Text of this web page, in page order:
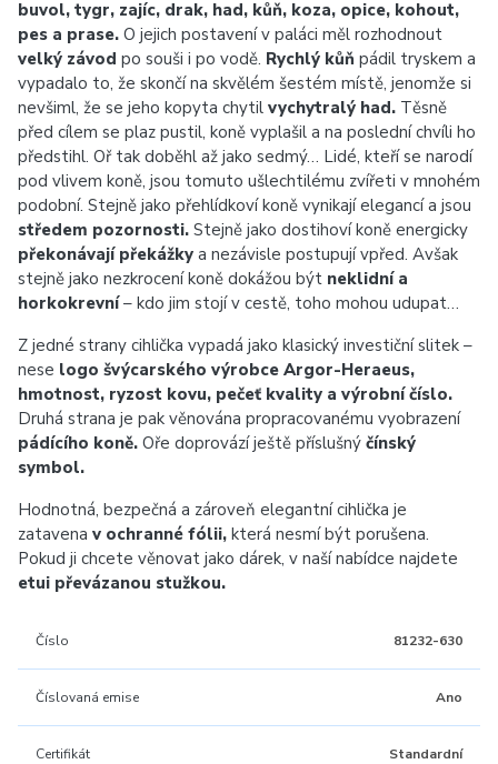
buvol, tygr, zajíc, drak, had, kůň, koza, opice, kohout,
pes a prase. O jejich postavení v paláci měl rozhodnout
velký závod po souši i po vodě. Rychlý kůň pádil tryskem a
vypadalo to, že skončí na skvělém šestém místě, jenomže si
nevšiml, že se jeho kopyta chytil vychytralý had. Těsně
před cílem se plaz pustil, koně vyplašil a na poslední chvíli ho
předstihl. Oř tak doběhl až jako sedmý… Lidé, kteří se narodí
pod vlivem koně, jsou tomuto ušlechtilému zvířeti v mnohém
podobní. Stejně jako přehlídkoví koně vynikají elegancí a jsou
středem pozornosti. Stejně jako dostihoví koně energicky
překonávají překážky a nezávisle postupují vpřed. Avšak
stejně jako nezkrocení koně dokážou být neklidní a
horkokrevní– kdo jim stojí v cestě, toho mohou udupat…
Z jedné strany cihlička vypadá jako klasický investiční slitek –
nese logo švýcarského výrobce Argor-‍Heraeus,
hmotnost, ryzost kovu, pečeť kvality a výrobní číslo.
Druhá strana je pak věnována propracovanému vyobrazení
pádícího koně. Oře doprovází ještě příslušný čínský
symbol.
Hodnotná, bezpečná a zároveň elegantní cihlička je
zatavena v ochranné fólii, která nesmí být porušena.
Pokud ji chcete věnovat jako dárek, v naší nabídce najdete
etui převázanou stužkou.
Číslo 81232-630
Číslovaná emise Ano
Certifikát Standardní